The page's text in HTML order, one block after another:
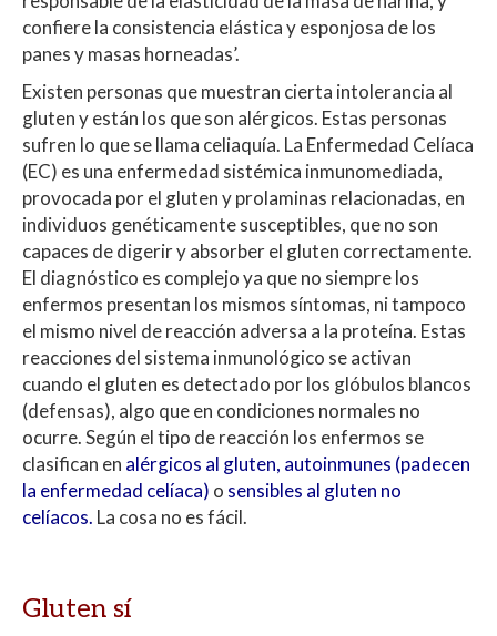
confiere la consistencia elástica y esponjosa de los
panes y masas horneadas’.
Existen personas que muestran cierta intolerancia al
gluten y están los que son alérgicos. Estas personas
sufren lo que se llama celiaquía. La Enfermedad Celíaca
(EC) es una enfermedad sistémica inmunomediada,
provocada por el gluten y prolaminas relacionadas, en
individuos genéticamente susceptibles, que no son
capaces de digerir y absorber el gluten correctamente.
El diagnóstico es complejo ya que no siempre los
enfermos presentan los mismos síntomas, ni tampoco
el mismo nivel de reacción adversa a la proteína. Estas
reacciones del sistema inmunológico se activan
cuando el gluten es detectado por los glóbulos blancos
(defensas), algo que en condiciones normales no
ocurre. Según el tipo de reacción los enfermos se
clasifican en alérgicos al gluten, autoinmunes (padecen
la enfermedad celíaca) o sensibles al gluten no
celíacos. La cosa no es fácil.
Gluten sí